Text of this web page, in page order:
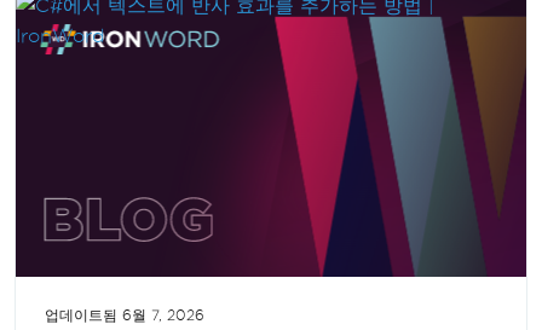
업데이트됨 6월 7, 2026